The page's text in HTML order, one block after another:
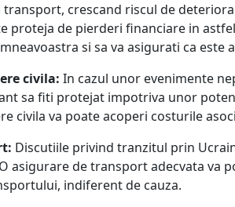
crescand riscul de
proteja de pierderi financiare in
si sa va asigurati ca este
civila: In cazul unor evenimente
sa fiti protejat impotriva unor
civila va poate acoperi costurile
Discutiile privind tranzitul prin
asigurare de transport adecvata va
indiferent de cauza.